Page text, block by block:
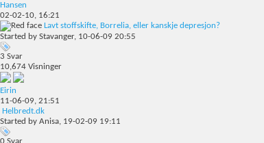
Hansen
02-02-10, 16:21
Lavt stoffskifte, Borrelia, eller kanskje depresjon?
Started by Stavanger, 10-06-09 20:55
3 Svar
10,674 Visninger
Eirin
11-06-09, 21:51
Helbredt.dk
Started by Anisa, 19-02-09 19:11